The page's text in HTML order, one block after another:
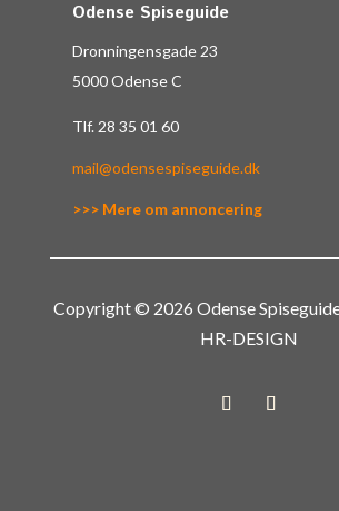
Odense Spiseguide
Dronningensgade 23
5000 Odense C
Tlf. 28 35 01 60
mail@odensespiseguide.dk
>>> Mere om annoncering
Copyright © 2026 Odense
HR-DESIGN